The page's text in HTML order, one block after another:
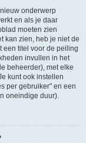
onderwerp
en als je daar
moeten zien
kan zien, heb je niet de
een titel voor de peiling
invullen in het
beheerder), met elke
kunt ook instellen
per gebruiker" en een
oneindige duur).